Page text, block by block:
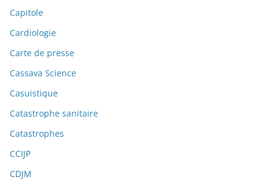
Capitole
Cardiologie
Carte de presse
Cassava Science
Casuistique
Catastrophe sanitaire
Catastrophes
CCIJP
CDJM